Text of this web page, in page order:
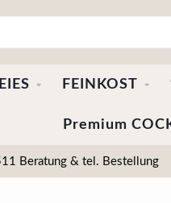
FEINKOST
Premium
Beratung & tel. Bestellung